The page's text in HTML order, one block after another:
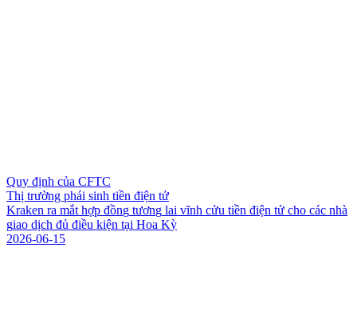
Quy định của CFTC
Thị trường phái sinh tiền điện tử
Kraken ra mắt hợp đồng tương lai vĩnh cửu tiền điện tử cho các nhà
giao dịch đủ điều kiện tại Hoa Kỳ
2026-06-15